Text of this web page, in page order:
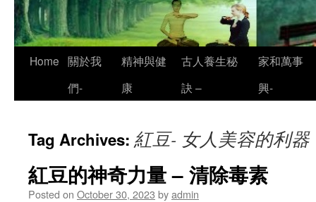
Skip
Home 關於我
們-
精神與健
康
古人養生秘
訣 –
家和萬事
興-
Tag Archives: 紅豆- 女人美容的利器
紅豆的神奇力量 – 清除毒素
Posted on October 30, 2023 byadmin